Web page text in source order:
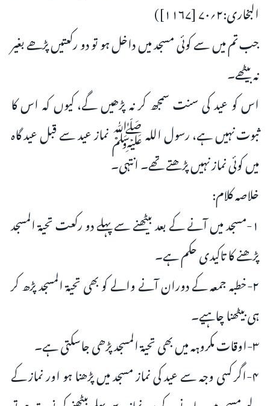
البخاری:۲؍۷۰ [۱۱۶۷])
جب تم میں سے کوئی مسجد میں داخل ہو تو دو رکعتیں پڑھے بغیر
نہ بیٹھے۔
اس کو عید کی سنت سمجھ کر نہ پڑھیں گے، کیوں کہ اس کا
ثبوت نہیں ہے، رسول اللہ ﷺ نماز عید سے قبل عید گاہ
میں کوئی نماز نہیں پڑھتے تھے۔ انتہی۔
خلاصہ کلام:
۱-مسجد میں آنے کے بعد بیٹھنے سے پہلے دو رکعت تحیۃ المسجد
پڑھنے کا تاکیدی حکم ہے۔
۲-خطبہ جمعہ کے دوران آنے والے کو بھی تحیۃ المسجد پڑھ کر
ہی بیٹھنا چاہیے۔
۳-اوقات مکروہہ میں بھی تحیۃ المسجد پڑھی جاسکتی ہے۔
۴-اگر کسی وجہ سے عید کی نماز مسجد میں پڑھنا ہو اور نماز کے